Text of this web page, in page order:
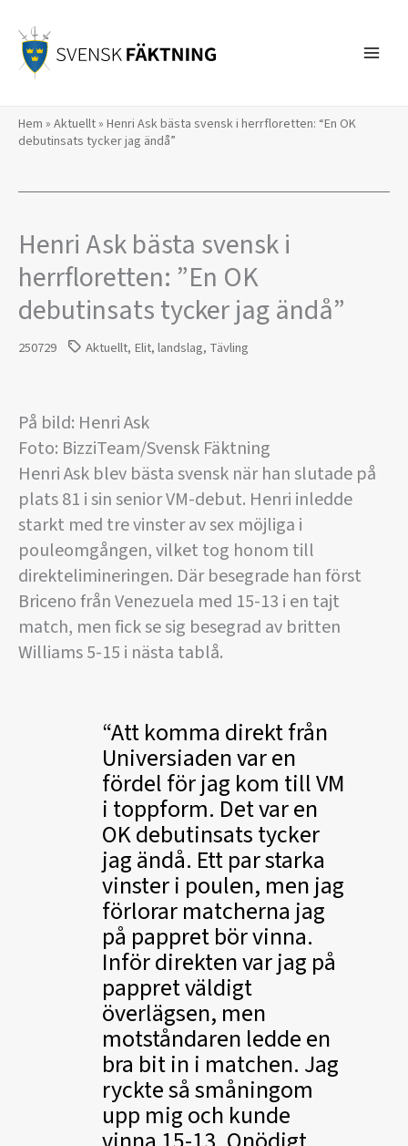
innehåll
Hem » Aktuellt» Henri Ask bästa svensk i herrfloretten: “En OK
debutinsats tycker jag ändå”
Henri Ask bästa svensk i
herrfloretten: ”En OK
debutinsats tycker jag ändå”
250729 Aktuellt, Elit,landslag, Tävling
På bild: Henri Ask
Foto: BizziTeam/Svensk Fäktning
Henri Ask blev bästa svensk när han slutade på
plats 81 i sin senior VM-debut. Henri inledde
starkt med tre vinster av sex möjliga i
pouleomgången, vilket tog honom till
direktelimineringen. Där besegrade han först
Briceno från Venezuela med 15-13 i en tajt
match, men fick se sig besegrad av britten
Williams 5-15 i nästa tablå.
Att komma direkt från
Universiaden var en
fördel för jag kom till VM
i toppform. Det var en
OK debutinsats tycker
jag ändå. Ett par starka
vinster i poulen, men jag
förlorar matcherna jag
på pappret bör vinna.
Inför direkten var jag på
pappret väldigt
överlägsen, men
motståndaren ledde en
bra bit in i matchen. Jag
ryckte så småningom
upp mig och kunde